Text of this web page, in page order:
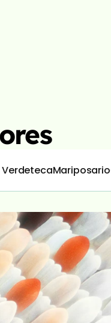
VerdetecaMariposario